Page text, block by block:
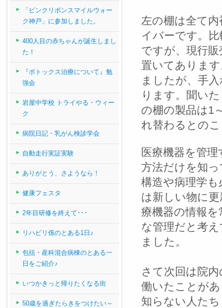
左の棚は全て
イバーです。
ですが、現行
置いてありま
ましたが、手
ります。聞い
の棚の製品は1
れ替わるとの
医療機器を管
方法だけを知
構造や病理学
は新しい物に
療機器の情報
な管理だと考
ました。
さて次回は院
働いたことが
知らない人た
「ピンクリボンスマイルウォー
ク神戸」に参加しました。
400人目の赤ちゃんが誕生しまし
た！
『ボトックス治療について』勉
強会
岩屋中学校 トライやる・ウィー
ク
病院日記・乳がん検診学会
自動走行実証実験
ありがとう、さようなら！
健康フェスタ
2年目研修を終えて･･･
リハビリ係のとある1日♪
包括・産科混合病棟のとある一
日をご紹介♪
いつかきっと帰りたくなる街
50歳を過ぎたらきをつけたい～